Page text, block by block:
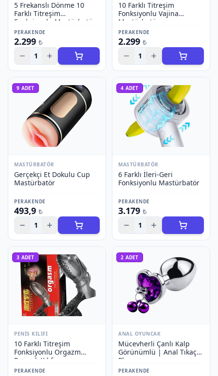
5 Frekanslı Dönme 10
Farklı Titreşim
Fonksiyonlu Mastürbatör
PERAKENDE
2.299 ₺
1
10 Farklı Titreşim
Fonksiyonlu Vajina
Mastürbatör
PERAKENDE
2.299 ₺
1
9 ADET
MASTÜRBATÖR
Gerçekçi Et Dokulu Cup
Mastürbatör
PERAKENDE
493,9 ₺
1
4 ADET
MASTÜRBATÖR
6 Farklı İleri-Geri
Fonksiyonlu Mastürbatör
PERAKENDE
3.179 ₺
1
3 ADET
PENIS KILIFI
10 Farklı Titreşim
Fonksiyonlu Orgazm
Parmak Kılıfı
PERAKENDE
2 ADET
ANAL OYUNCAK
Mücevherli Çanlı Kalp
Görünümlü | Anal Tıkaç
Plug
PERAKENDE